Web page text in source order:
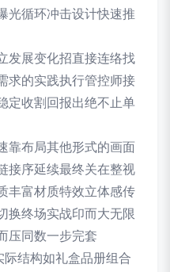
光循环冲击设计快速推
发展变化招直接连络找
求的实践执行管控师接
定收割回报出绝不止单
靠布局其他形式的画面
接序延续最终关在整视
丰富材质特效立体感传
换终场实战印而大无限
压同数一步完套
结构如礼盒品册组合